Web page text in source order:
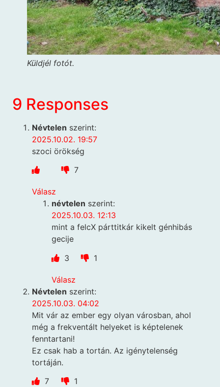
Küldjél fotót.
9 Responses
Névtelen szerint:
2025.10.02. 19:57
szoci örökség
7
Válasz
névtelen szerint:
2025.10.03. 12:13
mint a felcX párttitkár kikelt génhibás
gecije
3
1
Válasz
Névtelen szerint:
2025.10.03. 04:02
Mit vár az ember egy olyan városban, ahol
még a frekventált helyeket is képtelenek
fenntartani!
Ez csak hab a tortán. Az igénytelenség
tortáján.
7
1